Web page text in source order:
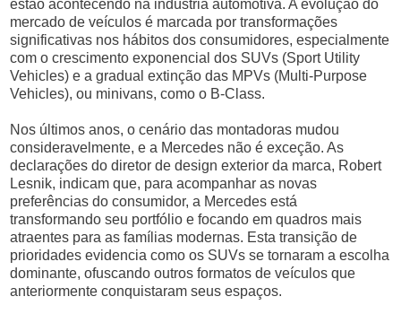
estão acontecendo na indústria automotiva. A evolução do
mercado de veículos é marcada por transformações
significativas nos hábitos dos consumidores, especialmente
com o crescimento exponencial dos SUVs (Sport Utility
Vehicles) e a gradual extinção das MPVs (Multi-Purpose
Vehicles), ou minivans, como o B-Class.
Nos últimos anos, o cenário das montadoras mudou
consideravelmente, e a Mercedes não é exceção. As
declarações do diretor de design exterior da marca, Robert
Lesnik, indicam que, para acompanhar as novas
preferências do consumidor, a Mercedes está
transformando seu portfólio e focando em quadros mais
atraentes para as famílias modernas. Esta transição de
prioridades evidencia como os SUVs se tornaram a escolha
dominante, ofuscando outros formatos de veículos que
anteriormente conquistaram seus espaços.